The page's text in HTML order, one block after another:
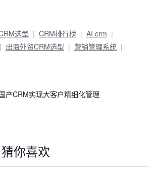
选型 CRM排行榜
AI crm
出海外贸CRM选型
营销管理系统
产CRM实现大客户精细化管理
猜你喜欢